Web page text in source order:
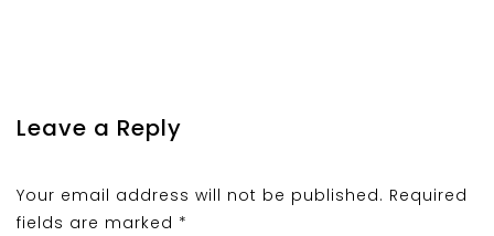
Leave a Reply
Your email address will not be published. Required
fields are marked *